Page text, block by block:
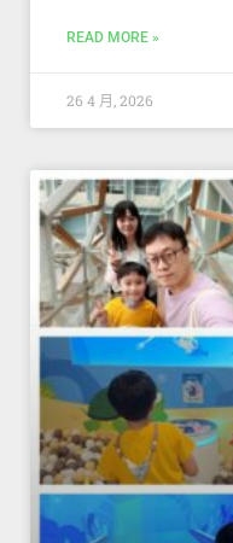
READ MORE »
26 4 月, 2026